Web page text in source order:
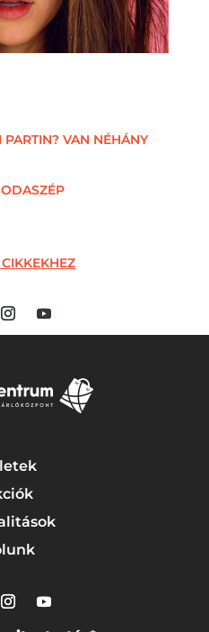
PARTIN? VAN NÉHÁNY